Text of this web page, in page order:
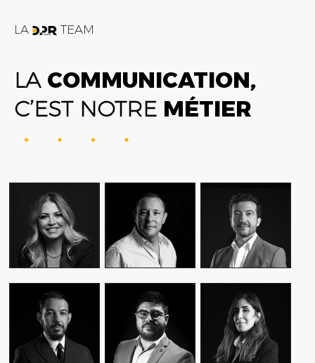
LA TEAM
LACOMMUNICATION,
C’EST NOTRE MÉTIER
FATIME ZOHRA
OUTAGHANI
CEO & FOUNDER
ALEX AXIOTIS
CEO & FOUNDER
AMIN FARES
GENERAL
MANAGER